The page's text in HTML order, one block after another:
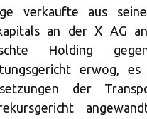
verkaufte aus
an der X AG
Holding
erwog,
der